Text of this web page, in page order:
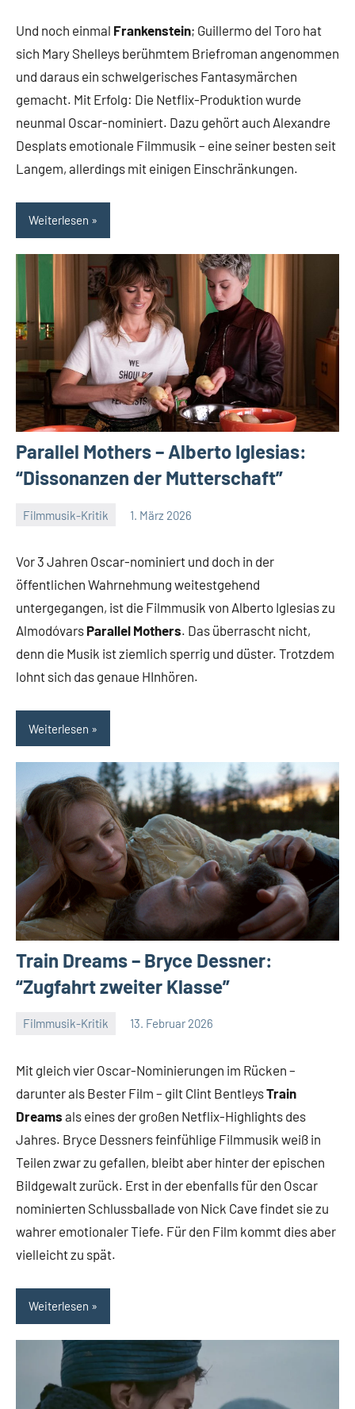
Und noch einmal Frankenstein; Guillermo del Toro hat
sich Mary Shelleys berühmtem Briefroman angenommen
und daraus ein schwelgerisches Fantasymärchen
gemacht. Mit Erfolg: Die Netflix-Produktion wurde
neunmal Oscar-nominiert. Dazu gehört auch Alexandre
Desplats emotionale Filmmusik – eine seiner besten seit
Langem, allerdings mit einigen Einschränkungen.
Weiterlesen
Parallel Mothers – Alberto Iglesias:
“Dissonanzen der Mutterschaft”
Filmmusik-Kritik 1. März 2026
Vor 3 Jahren Oscar-nominiert und doch in der
öffentlichen Wahrnehmung weitestgehend
untergegangen, ist die Filmmusik von Alberto Iglesias zu
Almodóvars Parallel Mothers. Das überrascht nicht,
denn die Musik ist ziemlich sperrig und düster. Trotzdem
lohnt sich das genaue HInhören.
Weiterlesen
Train Dreams – Bryce Dessner:
“Zugfahrt zweiter Klasse”
Filmmusik-Kritik 13. Februar 2026
Mit gleich vier Oscar-Nominierungen im Rücken –
darunter als Bester Film – gilt Clint BentleysTrain
Dreams als eines der großen Netflix-Highlights des
Jahres. Bryce Dessners feinfühlige Filmmusik weiß in
Teilen zwar zu gefallen, bleibt aber hinter der epischen
Bildgewalt zurück. Erst in der ebenfalls für den Oscar
nominierten Schlussballade von Nick Cave findet sie zu
wahrer emotionaler Tiefe. Für den Film kommt dies aber
vielleicht zu spät.
Weiterlesen